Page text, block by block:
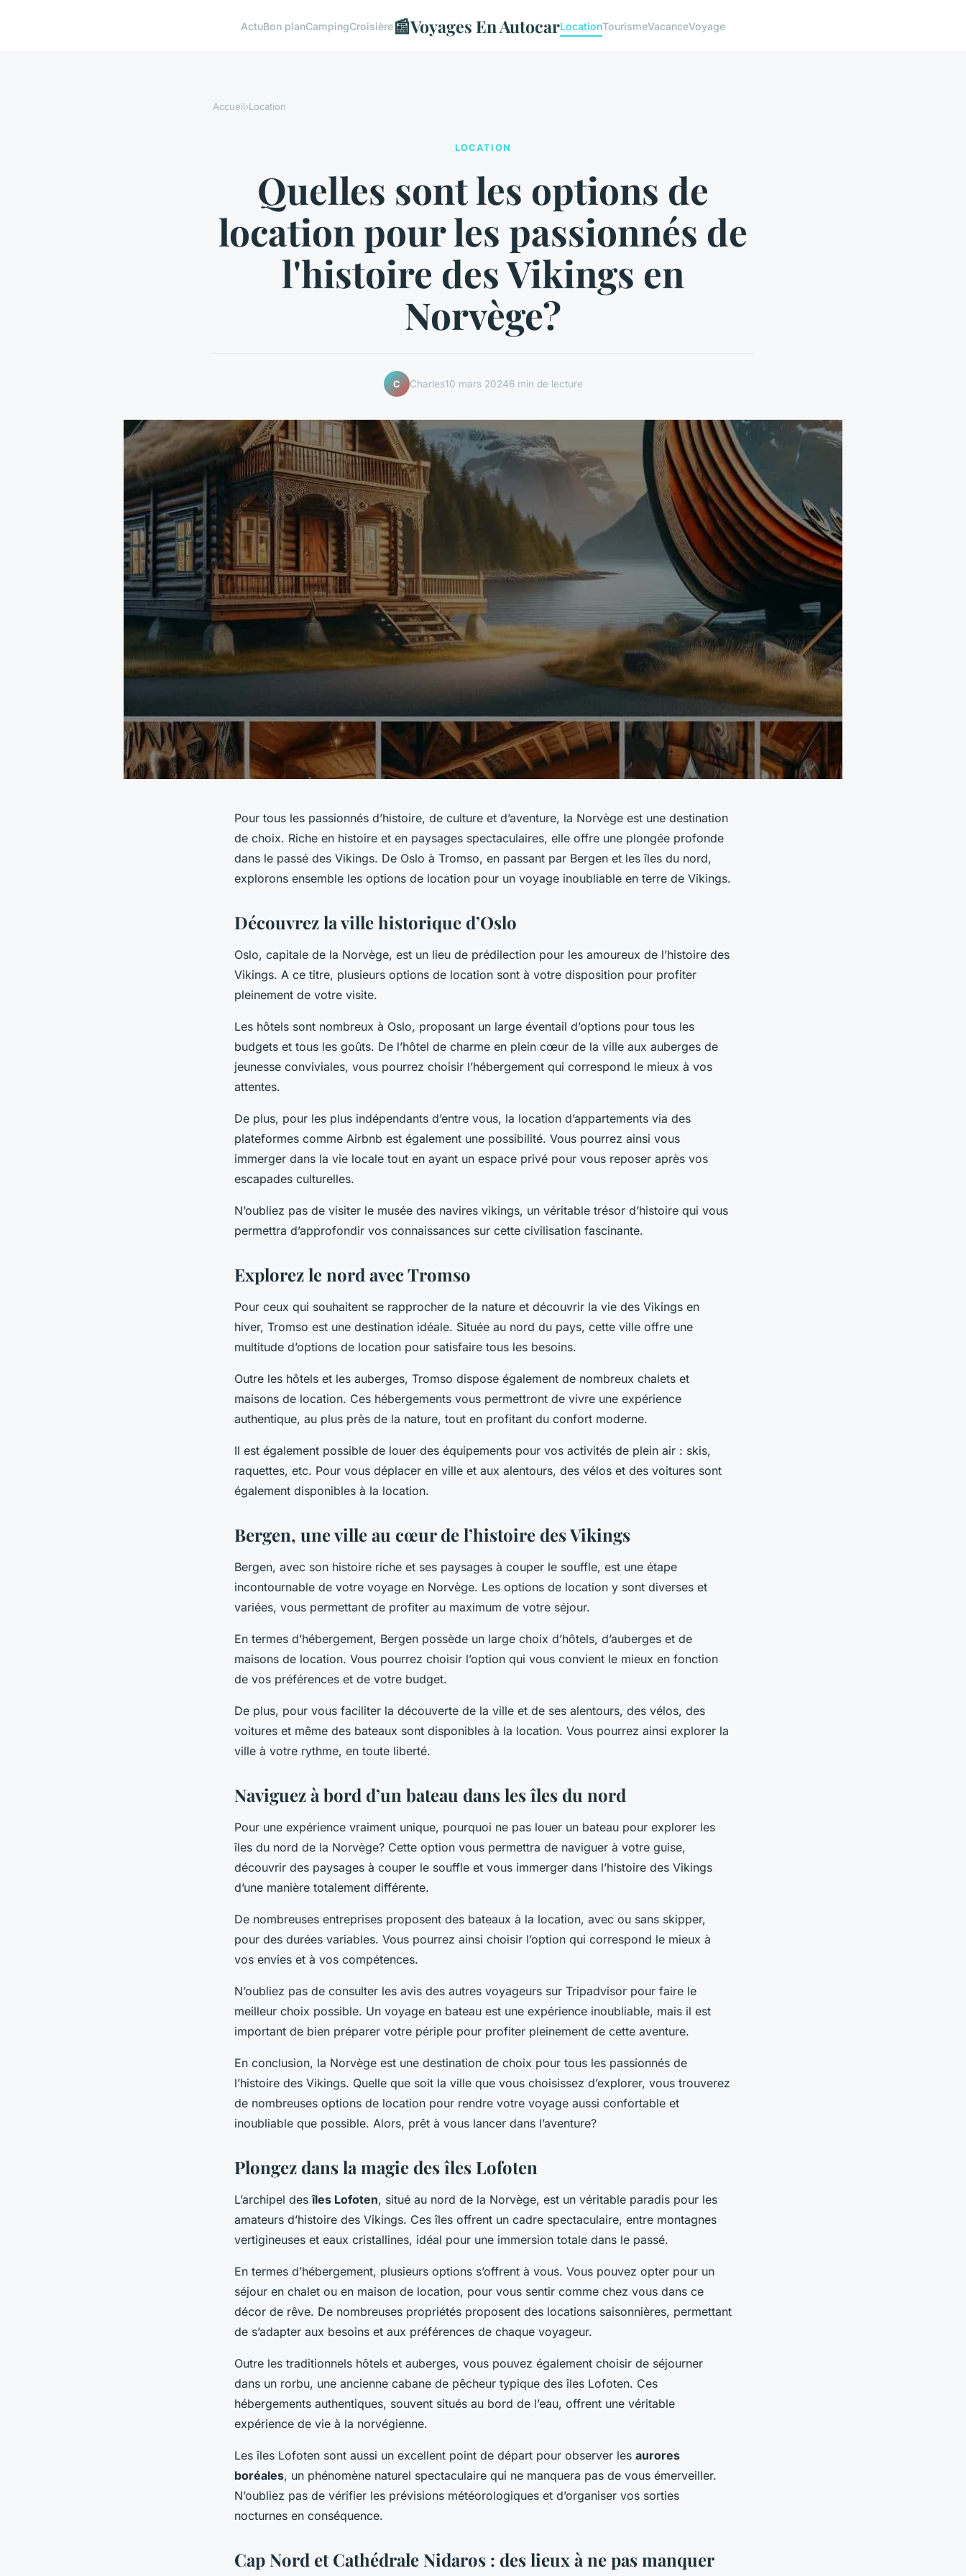
ActuBon planCampingCroisière📰Voyages En AutocarLocationTourismeVacanceVoyage
Accueil›Location
LOCATION
Quelles sont les options de
location pour les passionnés de
l'histoire des Vikings en
Norvège?
C Charles10 mars 20246 min de lecture
Pour tous les passionnés d’histoire, de culture et d’aventure, la Norvège est une destination
de choix. Riche en histoire et en paysages spectaculaires, elle offre une plongée profonde
dans le passé des Vikings. De Oslo à Tromso, en passant par Bergen et les îles du nord,
explorons ensemble les options de location pour un voyage inoubliable en terre de Vikings.
Découvrez la ville historique d’Oslo
Oslo, capitale de la Norvège, est un lieu de prédilection pour les amoureux de l’histoire des
Vikings. A ce titre, plusieurs options de location sont à votre disposition pour profiter
pleinement de votre visite.
Les hôtels sont nombreux à Oslo, proposant un large éventail d’options pour tous les
budgets et tous les goûts. De l’hôtel de charme en plein cœur de la ville aux auberges de
jeunesse conviviales, vous pourrez choisir l’hébergement qui correspond le mieux à vos
attentes.
De plus, pour les plus indépendants d’entre vous, la location d’appartements via des
plateformes comme Airbnb est également une possibilité. Vous pourrez ainsi vous
immerger dans la vie locale tout en ayant un espace privé pour vous reposer après vos
escapades culturelles.
N’oubliez pas de visiter le musée des navires vikings, un véritable trésor d’histoire qui vous
permettra d’approfondir vos connaissances sur cette civilisation fascinante.
Explorez le nord avec Tromso
Pour ceux qui souhaitent se rapprocher de la nature et découvrir la vie des Vikings en
hiver, Tromso est une destination idéale. Située au nord du pays, cette ville offre une
multitude d’options de location pour satisfaire tous les besoins.
Outre les hôtels et les auberges, Tromso dispose également de nombreux chalets et
maisons de location. Ces hébergements vous permettront de vivre une expérience
authentique, au plus près de la nature, tout en profitant du confort moderne.
Il est également possible de louer des équipements pour vos activités de plein air : skis,
raquettes, etc. Pour vous déplacer en ville et aux alentours, des vélos et des voitures sont
également disponibles à la location.
Bergen, une ville au cœur de l’histoire des Vikings
Bergen, avec son histoire riche et ses paysages à couper le souffle, est une étape
incontournable de votre voyage en Norvège. Les options de location y sont diverses et
variées, vous permettant de profiter au maximum de votre séjour.
En termes d’hébergement, Bergen possède un large choix d’hôtels, d’auberges et de
maisons de location. Vous pourrez choisir l’option qui vous convient le mieux en fonction
de vos préférences et de votre budget.
De plus, pour vous faciliter la découverte de la ville et de ses alentours, des vélos, des
voitures et même des bateaux sont disponibles à la location. Vous pourrez ainsi explorer la
ville à votre rythme, en toute liberté.
Naviguez à bord d’un bateau dans les îles du nord
Pour une expérience vraiment unique, pourquoi ne pas louer un bateau pour explorer les
îles du nord de la Norvège? Cette option vous permettra de naviguer à votre guise,
découvrir des paysages à couper le souffle et vous immerger dans l’histoire des Vikings
d’une manière totalement différente.
De nombreuses entreprises proposent des bateaux à la location, avec ou sans skipper,
pour des durées variables. Vous pourrez ainsi choisir l’option qui correspond le mieux à
vos envies et à vos compétences.
N’oubliez pas de consulter les avis des autres voyageurs sur Tripadvisor pour faire le
meilleur choix possible. Un voyage en bateau est une expérience inoubliable, mais il est
important de bien préparer votre périple pour profiter pleinement de cette aventure.
En conclusion, la Norvège est une destination de choix pour tous les passionnés de
l’histoire des Vikings. Quelle que soit la ville que vous choisissez d’explorer, vous trouverez
de nombreuses options de location pour rendre votre voyage aussi confortable et
inoubliable que possible. Alors, prêt à vous lancer dans l’aventure?
Plongez dans la magie des îles Lofoten
L’archipel desîles Lofoten, situé au nord de la Norvège, est un véritable paradis pour les
amateurs d’histoire des Vikings. Ces îles offrent un cadre spectaculaire, entre montagnes
vertigineuses et eaux cristallines, idéal pour une immersion totale dans le passé.
En termes d’hébergement, plusieurs options s’offrent à vous. Vous pouvez opter pour un
séjour en chalet ou en maison de location, pour vous sentir comme chez vous dans ce
décor de rêve. De nombreuses propriétés proposent des locations saisonnières, permettant
de s’adapter aux besoins et aux préférences de chaque voyageur.
Outre les traditionnels hôtels et auberges, vous pouvez également choisir de séjourner
dans un rorbu, une ancienne cabane de pêcheur typique des îles Lofoten. Ces
hébergements authentiques, souvent situés au bord de l’eau, offrent une véritable
expérience de vie à la norvégienne.
Les îles Lofoten sont aussi un excellent point de départ pour observer les aurores
boréales, un phénomène naturel spectaculaire qui ne manquera pas de vous émerveiller.
N’oubliez pas de vérifier les prévisions météorologiques et d’organiser vos sorties
nocturnes en conséquence.
Cap Nord et Cathédrale Nidaros : des lieux à ne pas manquer